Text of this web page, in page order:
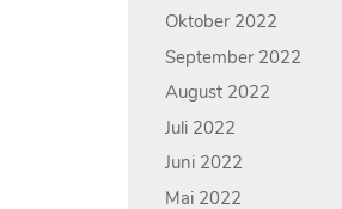
Oktober 2022
September 2022
August 2022
Juli 2022
Juni 2022
Mai 2022